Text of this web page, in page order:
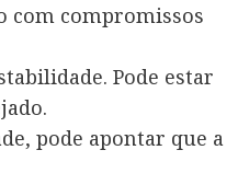
com compromissos
Pode estar
pode apontar que a